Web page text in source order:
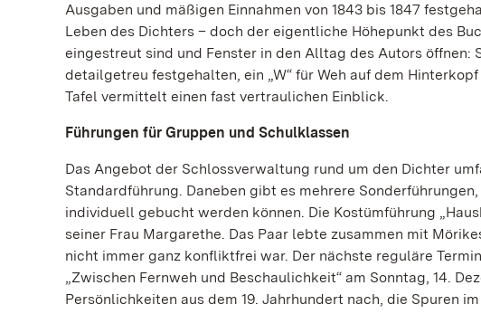
Ausgaben und mäßigen Einnahmen von 1843 bis 1847
Leben des Dichters – doch der eigentliche Höhepunkt des
eingestreut sind und Fenster in den Alltag des Autors öffnen:
detailgetreu festgehalten, ein „W“ für Weh auf dem
Tafel vermittelt einen fast vertraulichen Einblick.
Führungen für Gruppen und Schulklassen
Das Angebot der Schlossverwaltung rund um den Dichter
Standardführung. Daneben gibt es mehrere
individuell gebucht werden können. Die Kostümführung
seiner Frau Margarethe. Das Paar lebte zusammen mit
nicht immer ganz konfliktfrei war. Der nächste reguläre
„Zwischen Fernweh und Beschaulichkeit“ am Sonntag, 14.
Persönlichkeiten aus dem 19. Jahrhundert nach, die Spuren